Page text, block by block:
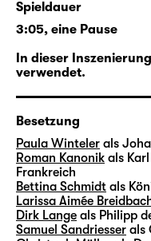
gerade noch die
durch Heirat
angepasst und
Aber nur Johanna
der Bahn werfen.
Schlachtfeld
Mensch mit
erschüttert, wird
für Anfeindungen
Spieldauer
3:05, eine Pause
In dieser
verwendet.
Besetzung
Paula Winteler als
Roman Kanonik als
Frankreich
Bettina Schmidt als
Larissa Aimée
Dirk Lange als Philipp
Samuel Sandriesser als